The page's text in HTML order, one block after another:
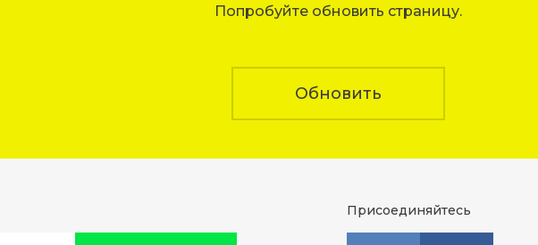
Попробуйте обновить страницу.
Обновить
Присоединяйтесь